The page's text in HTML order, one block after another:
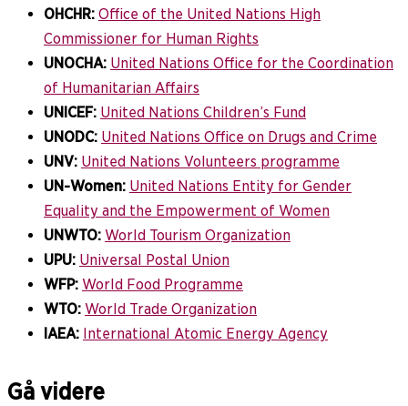
OHCHR: Office of the United Nations High
Commissioner for Human Rights
UNOCHA: United Nations Office for the Coordination
of Humanitarian Affairs
UNICEF: United Nations Children’s Fund
UNODC: United Nations Office on Drugs and Crime
UNV: United Nations Volunteers programme
UN-Women: United Nations Entity for Gender
Equality and the Empowerment of Women
UNWTO: World Tourism Organization
UPU: Universal Postal Union
WFP: World Food Programme
WTO: World Trade Organization
IAEA: International Atomic Energy Agency
Gå videre